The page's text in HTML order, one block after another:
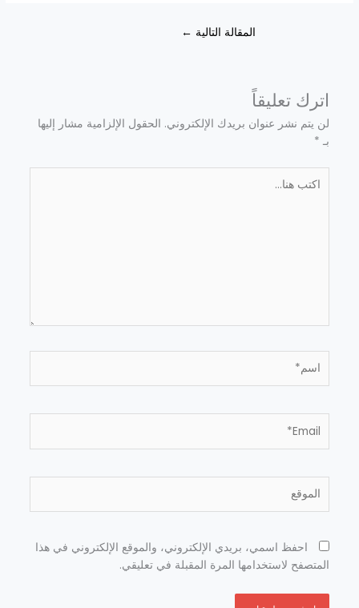
المقالة التالية ←
اترك تعليقاً
لن يتم نشر عنوان بريدك الإلكتروني. الحقول الإلزامية مشار إليها
بـ *
هنا...
احفظ اسمي، بريدي الإلكتروني، والموقع الإلكتروني في هذا
المتصفح لاستخدامها المرة المقبلة في تعليقي.